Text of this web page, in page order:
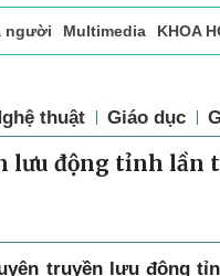
người Multimedia KHOA
thuật Giáo dục
lưu động tỉnh lần
truyền lưu động